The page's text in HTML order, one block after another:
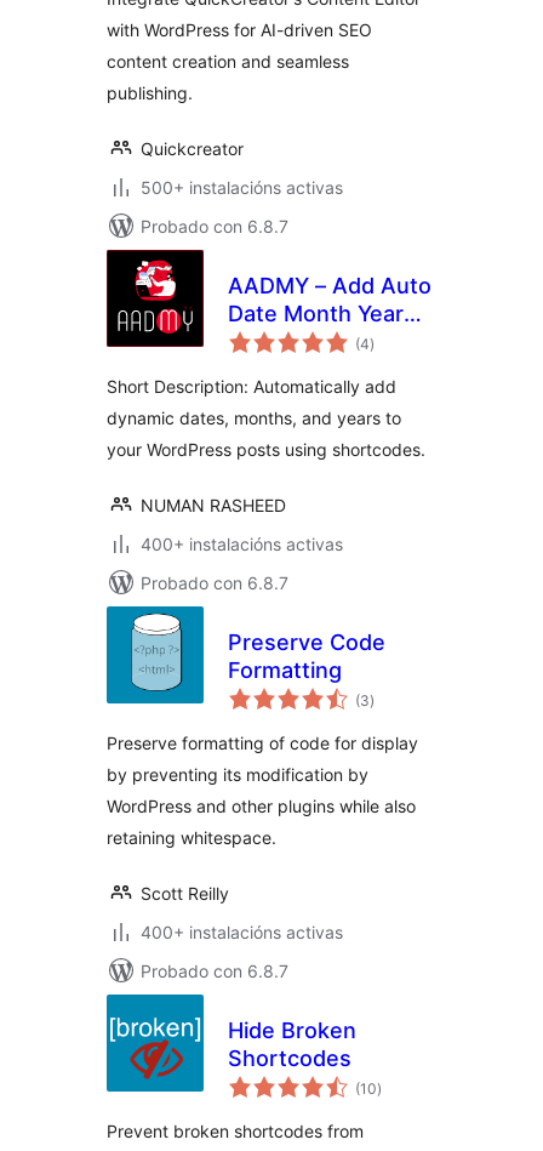
with WordPress for AI-driven SEO
content creation and seamless
publishing.
Quickcreator
500+ instalacións activas
Probado con 6.8.7
AADMY – Add Auto
Date Month Year
Into Posts
(4valoracións
totais
)
Short Description: Automatically add
dynamic dates, months, and years to
your WordPress posts using shortcodes.
NUMAN RASHEED
400+ instalacións activas
Probado con 6.8.7
Preserve Code
Formatting
(3valoracións
totais
)
Preserve formatting of code for display
by preventing its modification by
WordPress and other plugins while also
retaining whitespace.
Scott Reilly
400+ instalacións activas
Probado con 6.8.7
Hide Broken
Shortcodes
(10valoracións
totais
)
Prevent broken shortcodes from